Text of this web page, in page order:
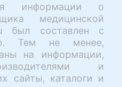
информации о
медицинской
был составлен с
Тем не менее,
на информации,
и
сайты, каталоги и